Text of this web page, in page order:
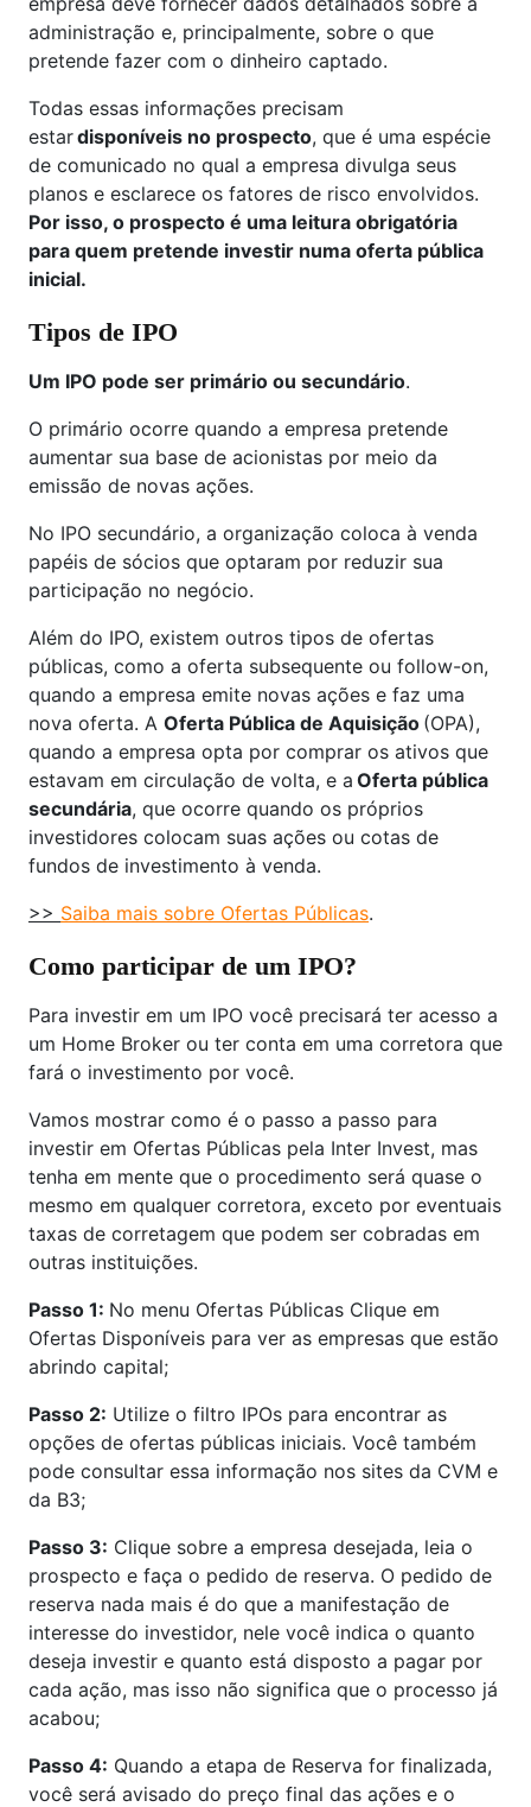
administração e, principalmente, sobre o que
pretende fazer com o dinheiro captado.
Todas essas informações precisam
estardisponíveis no prospecto, que é uma espécie
de comunicado no qual a empresa divulga seus
planos e esclarece os fatores de risco envolvidos.
Por isso, o prospecto é uma leitura obrigatória
para quem pretende investir numa oferta pública
inicial.
Tipos de IPO
Um IPO pode ser primário ou secundário.
O primário ocorre quando a empresa pretende
aumentar sua base de acionistas por meio da
emissão de novas ações.
No IPO secundário, a organização coloca à venda
papéis de sócios que optaram por reduzir sua
participação no negócio.
Além do IPO, existem outros tipos de ofertas
públicas, como a oferta subsequente ou follow-on,
quando a empresa emite novas ações e faz uma
nova oferta. A Oferta Pública de Aquisição (OPA),
quando a empresa opta por comprar os ativos que
estavam em circulação de volta, e a Oferta pública
secundária, que ocorre quando os próprios
investidores colocam suas ações ou cotas de
fundos de investimento à venda.
>> Saiba mais sobre Ofertas Públicas.
Como participar de um IPO?
Para investir em um IPO você precisará ter acesso a
um Home Broker ou ter conta em uma corretora que
fará o investimento por você.
Vamos mostrar como é o passo a passo para
investir em Ofertas Públicas pela Inter Invest, mas
tenha em mente que o procedimento será quase o
mesmo em qualquer corretora, exceto por eventuais
taxas de corretagem que podem ser cobradas em
outras instituições.
Passo 1: No menu Ofertas Públicas Clique em
Ofertas Disponíveis para ver as empresas que estão
abrindo capital;
Passo 2: Utilize o filtro IPOs para encontrar as
opções de ofertas públicas iniciais. Você também
pode consultar essa informação nos sites da CVM e
da B3;
Passo 3: Clique sobre a empresa desejada, leia o
prospecto e faça o pedido de reserva. O pedido de
reserva nada mais é do que a manifestação de
interesse do investidor, nele você indica o quanto
deseja investir e quanto está disposto a pagar por
cada ação, mas isso não significa que o processo já
acabou;
Passo 4: Quando a etapa de Reserva for finalizada,
você será avisado do preço final das ações e o